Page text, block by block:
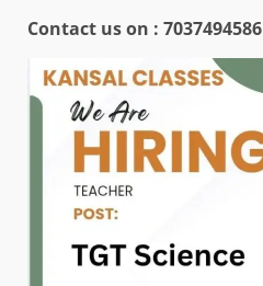
Contact us on : 7037494586